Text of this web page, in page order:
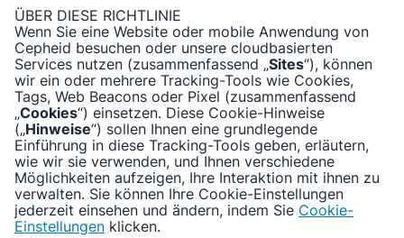
Bitte beachten Sie:
Das Aktivieren funktionaler
Cookies aktualisiert diese Einstellungen für alle
Cookies
Cookie-Einstellungen anzeigen & aktualisieren
Datenschutzrichtlinie anzeigen
Funktionale Cookies aktivieren
Fertig
ÜBER DIESE RICHTLINIE
Wenn Sie eine Website oder mobile Anwendung von
Cepheid besuchen oder unsere cloudbasierten
Services nutzen (zusammenfassend „Sites“), können
wir ein oder mehrere Tracking-Tools wie Cookies,
Tags, Web Beacons oder Pixel (zusammenfassend
„Cookies“) einsetzen. Diese Cookie-Hinweise
(„Hinweise“) sollen Ihnen eine grundlegende
Einführung in diese Tracking-Tools geben, erläutern,
wie wir sie verwenden, und Ihnen verschiedene
Möglichkeiten aufzeigen, Ihre Interaktion mit ihnen zu
verwalten. Sie können Ihre Cookie-Einstellungen
jederzeit einsehen und ändern, indem Sie Cookie-
Einstellungen klicken.